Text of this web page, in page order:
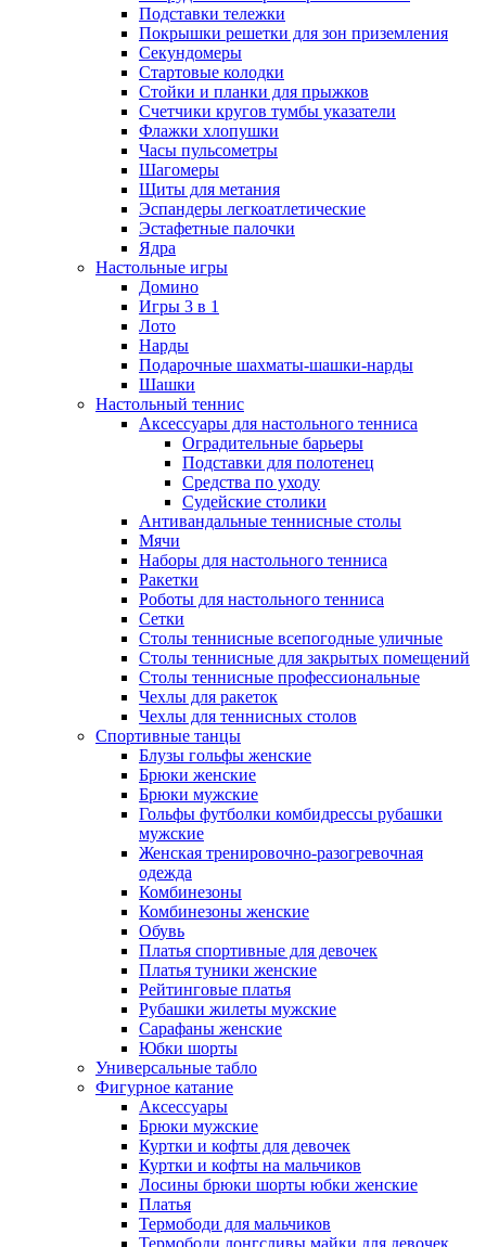
Подставки тележки
Покрышки решетки для зон приземления
Секундомеры
Стартовые колодки
Стойки и планки для прыжков
Счетчики кругов тумбы указатели
Флажки хлопушки
Часы пульсометры
Шагомеры
Щиты для метания
Эспандеры легкоатлетические
Эстафетные палочки
Ядра
Настольные игры
Домино
Игры 3 в 1
Лото
Нарды
Подарочные шахматы-шашки-нарды
Шашки
Настольный теннис
Аксессуары для настольного тенниса
Оградительные барьеры
Подставки для полотенец
Средства по уходу
Судейские столики
Антивандальные теннисные столы
Мячи
Наборы для настольного тенниса
Ракетки
Роботы для настольного тенниса
Сетки
Столы теннисные всепогодные уличные
Столы теннисные для закрытых помещений
Столы теннисные профессиональные
Чехлы для ракеток
Чехлы для теннисных столов
Спортивные танцы
Блузы гольфы женские
Брюки женские
Брюки мужские
Гольфы футболки комбидрессы рубашки
мужские
Женская тренировочно-разогревочная
одежда
Комбинезоны
Комбинезоны женские
Обувь
Платья спортивные для девочек
Платья туники женские
Рейтинговые платья
Рубашки жилеты мужские
Сарафаны женские
Юбки шорты
Универсальные табло
Фигурное катание
Аксессуары
Брюки мужские
Куртки и кофты для девочек
Куртки и кофты на мальчиков
Лосины брюки шорты юбки женские
Платья
Термободи для мальчиков
Термободи лонгсливы майки для девочек